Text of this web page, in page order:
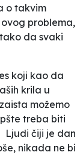
o takvim
problema,
da svaki
koji kao da
krila u
možemo
treba biti
Ljudi čiji je dan
nikada ne bi